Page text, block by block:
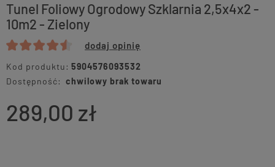
Tunel Foliowy Ogrodowy Szklarnia 2,5x4x2 -
10m2 - Zielony
dodaj opinię
Kod produktu: 5904576093532
Dostępność: chwilowy brak towaru
289,00 zł